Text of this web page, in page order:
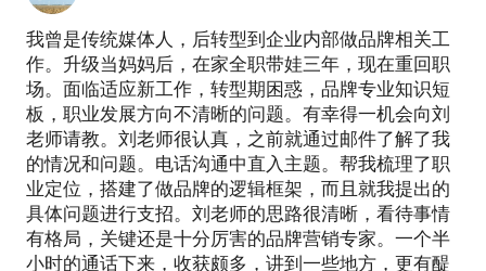
我曾是传统媒体人，后转型到企业内部做品牌相关工
作。升级当妈妈后，在家全职带娃三年，现在重回职
场。面临适应新工作，转型期困惑，品牌专业知识短
板，职业发展方向不清晰的问题。有幸得一机会向刘
老师请教。刘老师很认真，之前就通过邮件了解了我
的情况和问题。电话沟通中直入主题。帮我梳理了职
业定位，搭建了做品牌的逻辑框架，而且就我提出的
具体问题进行支招。刘老师的思路很清晰，看待事情
有格局，关键还是十分厉害的品牌营销专家。一个半
小时的通话下来，收获颇多，讲到一些地方，更有醍